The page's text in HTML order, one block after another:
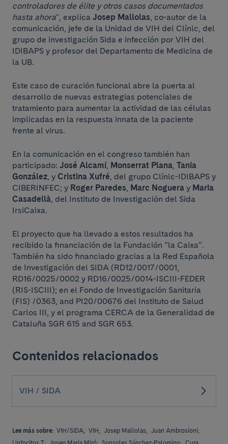
controladores de élite y otros casos documentados
hasta ahora", explica Josep Mallolas , co-autor de la
comunicación, jefe de la Unidad de VIH del Clínic, del
grupo de investigación Sida e infección por VIH del
IDIBAPS y profesor del Departamento de Medicina de
la UB.
Este caso de curación funcional abre la puerta al
desarrollo de nuevas estrategias potenciales de
tratamiento para aumentar la actividad de las células
implicadas en la respuesta innata de la paciente
frente al virus.
En la comunicación en el congreso también han
participado: José Alcamí, Monserrat Plana Tania
González , y Cristina Xufré , del grupo Clínic-IDIBAPS y
CIBERINFEC; y Roger Paredes Marc Noguera y Maria
Casadellà , del Instituto de Investigación del Sida
IrsiCaixa.
El proyecto que ha llevado a estos resultados ha
recibido la financiación de la Fundación ”la Caixa”.
También ha sido financiado gracias a la Red Española
de Investigación del SIDA (RD12/0017/0001,
RD16/0025/0002 y RD16/0025/0014-ISCIII-FEDER
(RIS-ISCIII); en el Fondo de Investigación Sanitaria
(FIS) /0363, and PI20/00676 del Instituto de Salud
Carlos III, y el programa CERCA de la Generalidad de
Cataluña SGR 615 and SGR 653.
Contenidos relacionados
VIH / SIDA
Lee más sobre: VIH/SIDA; VIH; Josep Mallolas; Juan Ambrosioni;